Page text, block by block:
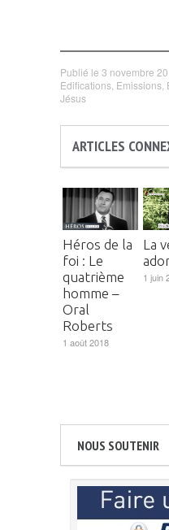
Publié le 3 novembre
Edifications Emissions
Jésus
ARTICLES
Héros de la
foi : Le
quatrième
homme –
Oral
Roberts
1 août 2018
La
1 juin
NOUS SOUTENIR